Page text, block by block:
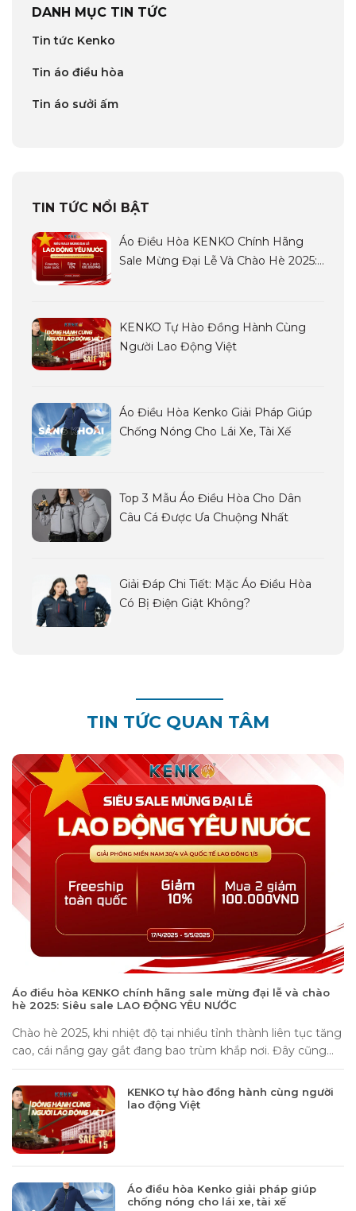
DANH MỤC TIN TỨC
Tin tức Kenko
Tin áo điều hòa
Tin áo sưởi ấm
TIN TỨC NỔI BẬT
Áo Điều Hòa KENKO Chính Hãng
Sale Mừng Đại Lễ Và Chào Hè 2025:
KENKO Tự Hào Đồng Hành Cùng
Người Lao Động Việt
Áo Điều Hòa Kenko Giải Pháp Giúp
Chống Nóng Cho Lái Xe, Tài Xế
Top 3 Mẫu Áo Điều Hòa Cho Dân
Câu Cá Được Ưa Chuộng Nhất
Giải Đáp Chi Tiết: Mặc Áo Điều Hòa
Có Bị Điện Giật Không?
TIN TỨC QUAN TÂM
Áo điều hòa KENKO chính hãng sale mừng đại lễ và chào
hè 2025: Siêu sale LAO ĐỘNG YÊU NƯỚC
Chào hè 2025, khi nhiệt độ tại nhiều tỉnh thành liên tục tăng
cao, cái nắng gay gắt đang bao trùm khắp nơi. Đây cũng...
KENKO tự hào đồng hành cùng người
lao động Việt
Áo điều hòa Kenko giải pháp giúp
chống nóng cho lái xe, tài xế